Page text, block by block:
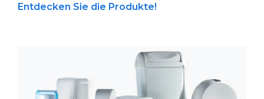
Entdecken Sie die Produkte!